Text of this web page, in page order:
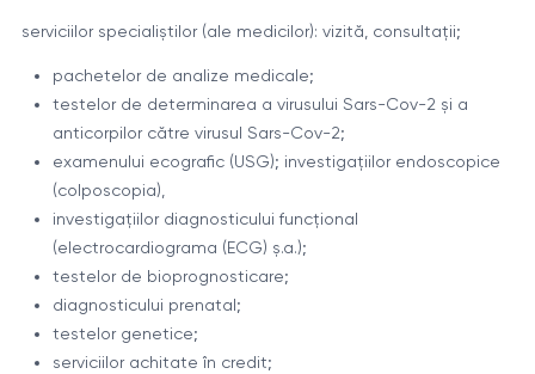
serviciilor specialiștilor (ale medicilor): vizită, consultații;
pachetelor de analize medicale;
testelor de determinarea a virusului Sars-Cov-2 și a
anticorpilor către virusul Sars-Cov-2;
examenului ecografic (USG); investigațiilor endoscopice
(colposcopia),
investigațiilor diagnosticului funcțional
(electrocardiograma (ECG) ș.a.);
testelor de bioprognosticare;
diagnosticului prenatal;
testelor genetice;
serviciilor achitate în credit;